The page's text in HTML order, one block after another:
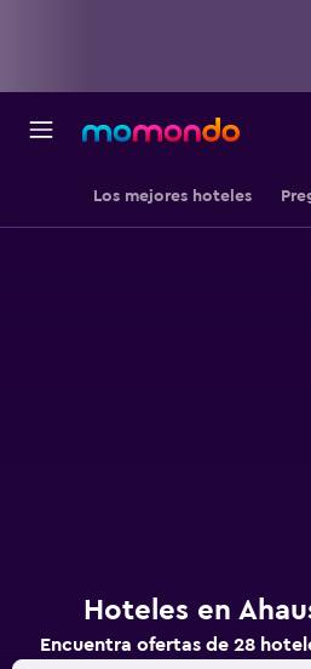
Los mejores hoteles
Hoteles en
Encuentra ofertas de 28